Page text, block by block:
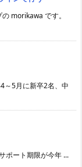
morikawa です。
～5月に新卒2名、中
ポート期限が今年 ...